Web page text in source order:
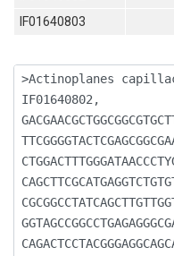
IF01640803